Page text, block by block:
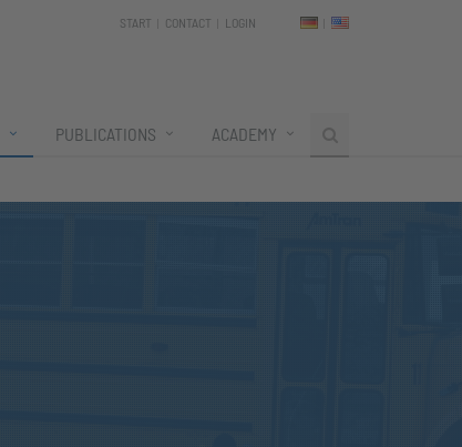
START CONTACT LOGIN
PUBLICATIONS ACADEMY